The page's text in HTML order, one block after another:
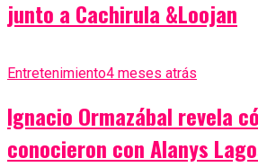
junto a Cachirula &Loojan
Entretenimiento4 meses atrás
Ignacio Ormazábal revela
conocieron con Alanys